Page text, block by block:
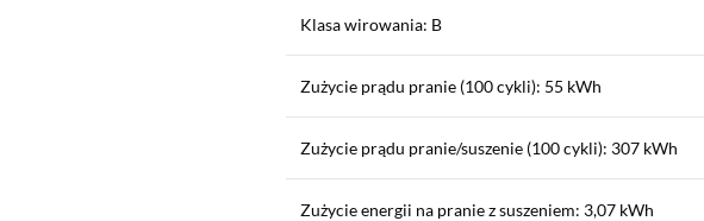
Klasa wirowania: B
Zużycie prądu pranie (100 cykli): 55 kWh
Zużycie prądu pranie/suszenie (100 cykli): 307 kWh
Zużycie energii na pranie z suszeniem: 3,07 kWh